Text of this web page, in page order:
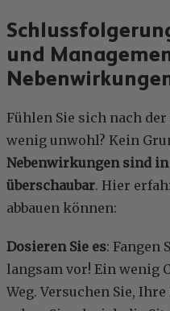
und
Fühlen Sie sich nach
wenig unwohl? Kein
Nebenwirkungen sind
überschaubar. Hier
abbauen können:
Dosieren Sie es: Fangen
langsam vor! Ein wenig
Weg. Versuchen Sie,